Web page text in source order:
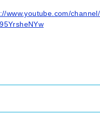
www.youtube.com/